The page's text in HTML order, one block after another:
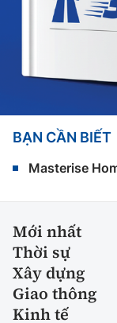
BẠN CẦN BIẾT
Masterise
Mới nhất
Thời sự
Xây dựng
Giao thông
Kinh tế